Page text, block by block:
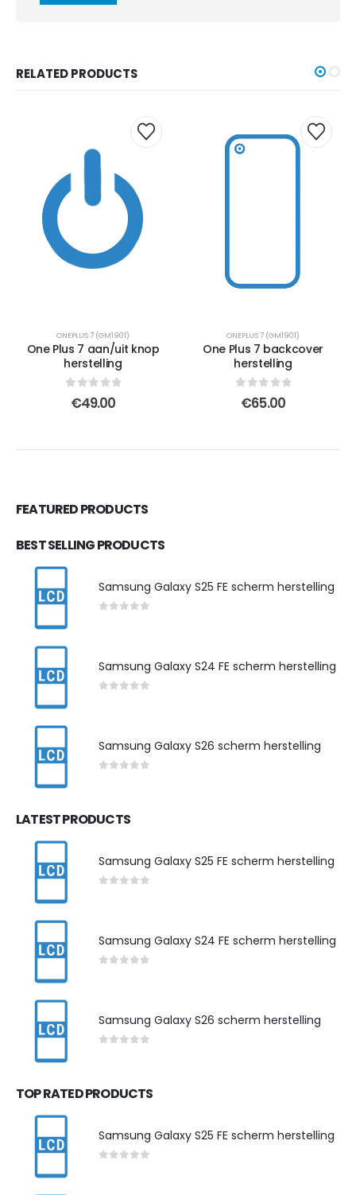
RELATED PRODUCTS
ONEPLUS 7 (GM1901)
One Plus 7 aan/uit knop
herstelling
out of 5
€49.00
ONEPLUS 7 (GM1901)
One Plus 7 backcover
herstelling
out of 5
€65.00
FEATURED PRODUCTS
BEST SELLING PRODUCTS
Samsung Galaxy S25 FE scherm herstelling
Samsung Galaxy S24 FE scherm herstelling
Samsung Galaxy S26 scherm herstelling
LATEST PRODUCTS
Samsung Galaxy S25 FE scherm herstelling
Samsung Galaxy S24 FE scherm herstelling
Samsung Galaxy S26 scherm herstelling
TOP RATED PRODUCTS
Samsung Galaxy S25 FE scherm herstelling